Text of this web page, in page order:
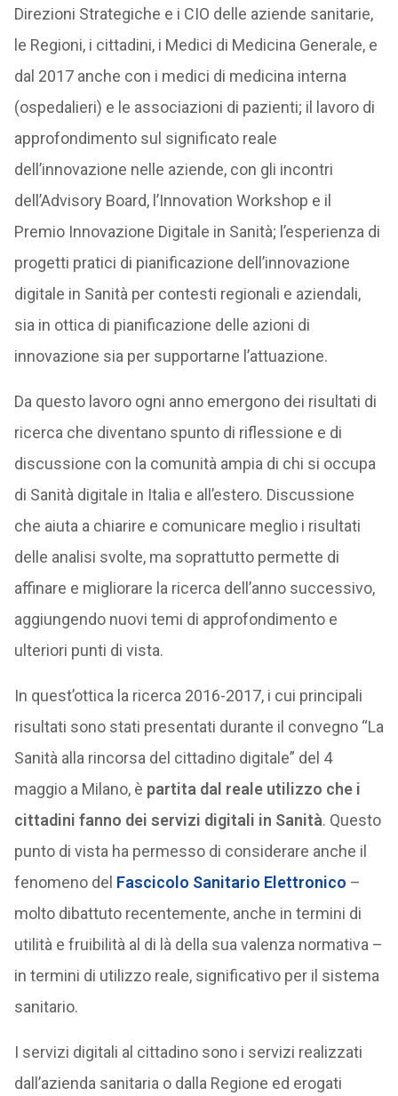
Direzioni Strategiche e i CIO delle aziende sanitarie,
le Regioni, i cittadini, i Medici di Medicina Generale, e
dal 2017 anche con i medici di medicina interna
(ospedalieri) e le associazioni di pazienti; il lavoro di
approfondimento sul significato reale
dell’innovazione nelle aziende, con gli incontri
dell’Advisory Board, l’Innovation Workshop e il
Premio Innovazione Digitale in Sanità; l’esperienza di
progetti pratici di pianificazione dell’innovazione
digitale in Sanità per contesti regionali e aziendali,
sia in ottica di pianificazione delle azioni di
innovazione sia per supportarne l’attuazione.
Da questo lavoro ogni anno emergono dei risultati di
ricerca che diventano spunto di riflessione e di
discussione con la comunità ampia di chi si occupa
di Sanità digitale in Italia e all’estero. Discussione
che aiuta a chiarire e comunicare meglio i risultati
delle analisi svolte, ma soprattutto permette di
affinare e migliorare la ricerca dell’anno successivo,
aggiungendo nuovi temi di approfondimento e
ulteriori punti di vista.
In quest’ottica la ricerca 2016-2017, i cui principali
risultati sono stati presentati durante il convegno “La
Sanità alla rincorsa del cittadino digitale” del 4
maggio a Milano, è partita dal reale utilizzo che i
cittadini fanno dei servizi digitali in Sanità. Questo
punto di vista ha permesso di considerare anche il
fenomeno del Fascicolo Sanitario Elettronico –
molto dibattuto recentemente, anche in termini di
utilità e fruibilità al di là della sua valenza normativa –
in termini di utilizzo reale, significativo per il sistema
sanitario.
I servizi digitali al cittadino sono i servizi realizzati
dall’azienda sanitaria o dalla Regione ed erogati